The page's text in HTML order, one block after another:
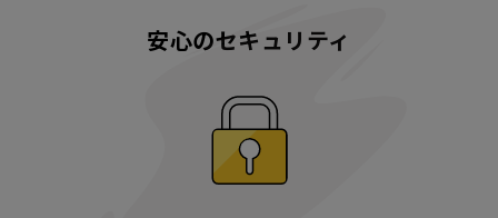
安心のセキュリティ